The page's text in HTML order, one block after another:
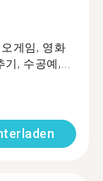
게임, 영화
기, 수공예,...